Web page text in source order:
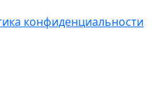
конфиденциальности